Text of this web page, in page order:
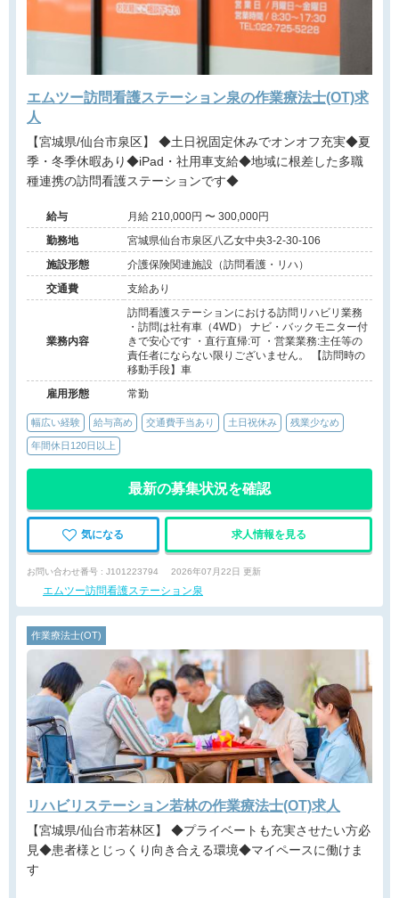
エムツー訪問看護ステーション泉の作業療法士(OT)求
人
【宮城県/仙台市泉区】 ◆土日祝固定休みでオンオフ充実◆夏
季・冬季休暇あり◆iPad・社用車支給◆地域に根差した多職
種連携の訪問看護ステーションです◆
給与
月給 210,000円 〜 300,000円
勤務地
宮城県仙台市泉区八乙女中央3-2-30-106
施設形態
介護保険関連施設（訪問看護・リハ）
交通費
支給あり
業務内容
訪問看護ステーションにおける訪問リハビリ業務
・訪問は社有車（4WD） ナビ・バックモニター付
きで安心です ・直行直帰:可 ・営業業務:主任等の
責任者にならない限りございません。 【訪問時の
移動手段】車
雇用形態
常勤
幅広い経験 給与高め 交通費手当あり 土日祝休み 残業少なめ
年間休日120日以上
最新の募集状況を確認
気になる 求人情報を見る
お問い合わせ番号 : J101223794 2026年07月22日 更新
エムツー訪問看護ステーション泉
作業療法士(OT)
リハビリステーション若林の作業療法士(OT)求人
【宮城県/仙台市若林区】 ◆プライベートも充実させたい方必
見◆患者様とじっくり向き合える環境◆マイペースに働けま
す